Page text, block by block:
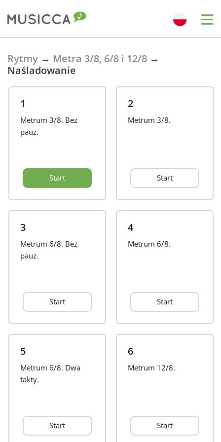
English
Español
Français
Italiano
日本語
Português
Rytmy → Metra 3/8, 6/8 i 12/8 →
Naśladowanie
1
Metrum 3/8. Bez
pauz.
Start
2
Metrum 3/8.
Start
3
Metrum 6/8. Bez
pauz.
Start
4
Metrum 6/8.
Start
5
Metrum 6/8. Dwa
takty.
Start
6
Metrum 12/8.
Start